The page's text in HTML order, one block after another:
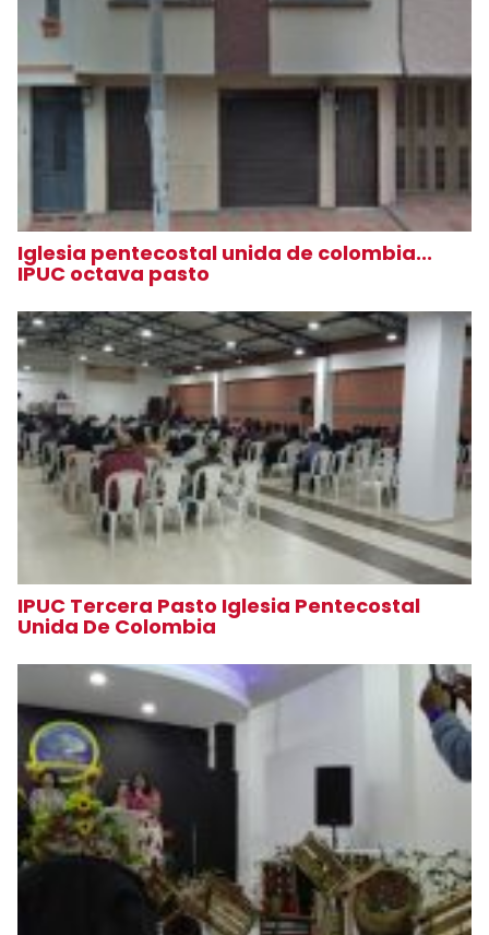
Iglesia pentecostal unida de colombia...
IPUC octava pasto
IPUC Tercera Pasto Iglesia Pentecostal
Unida De Colombia